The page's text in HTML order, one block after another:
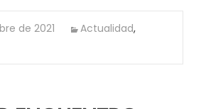
de 2021 Actualidad,